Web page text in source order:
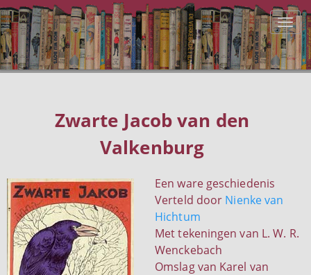
Zwarte Jacob van den
Valkenburg
Een ware geschiedenis
Verteld door Nienke van
Hichtum
Met tekeningen van L. W. R.
Wenckebach
Omslag van Karel van